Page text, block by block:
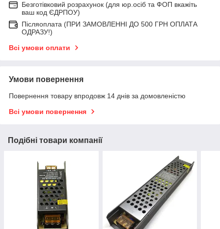
Безготівковий розрахунок (для юр.осіб та ФОП вкажіть
ваш код ЄДРПОУ)
Післяоплата (ПРИ ЗАМОВЛЕННІ ДО 500 ГРН ОПЛАТА
ОДРАЗУ!)
Всі умови оплати
Умови повернення
Повернення товару впродовж 14 днів за домовленістю
Всі умови повернення
Подібні товари компанії